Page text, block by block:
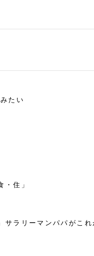
たい
・住」
サラリーマンパパがこ